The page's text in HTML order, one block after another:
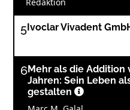
Redaktion
5 Ivoclar Vivadent
6Mehr als die Addition
Jahren: Sein Leben
gestalten